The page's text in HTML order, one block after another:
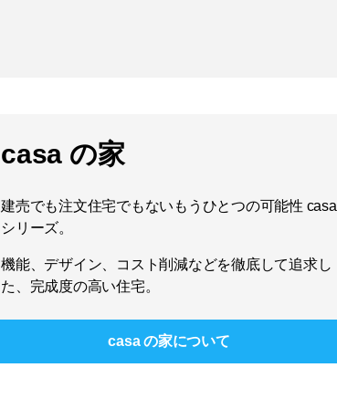
casa の家
建売でも注文住宅でもないもうひとつの可能性 casa
シリーズ。
機能、デザイン、コスト削減などを徹底して追求し
た、完成度の高い住宅。
casa の家について